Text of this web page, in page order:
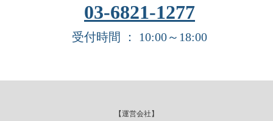
03-6821-1277
受付時間 ： 10:00～18:00
【運営会社】